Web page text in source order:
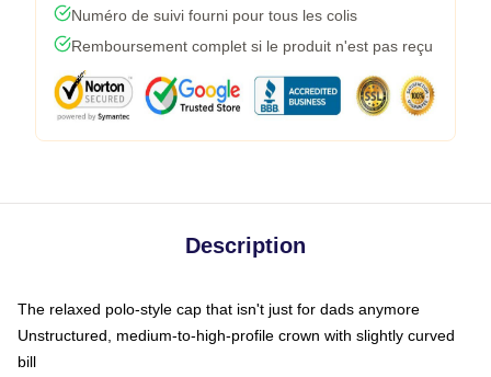
Numéro de suivi fourni pour tous les colis
Remboursement complet si le produit n'est pas reçu
Description
The relaxed polo-style cap that isn't just for dads anymore
Unstructured, medium-to-high-profile crown with slightly curved
bill